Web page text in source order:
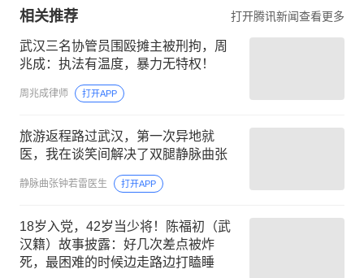
相关推荐 打开腾讯新闻查看更多
武汉三名协管员围殴摊主被刑拘，周
兆成：执法有温度，暴力无特权！
周兆成律师 打开APP
旅游返程路过武汉，第一次异地就
医，我在谈笑间解决了双腿静脉曲张
静脉曲张钟若雷医生 打开APP
18岁入党，42岁当少将！陈福初（武
汉籍）故事披露：好几次差点被炸
死，最困难的时候边走路边打瞌睡